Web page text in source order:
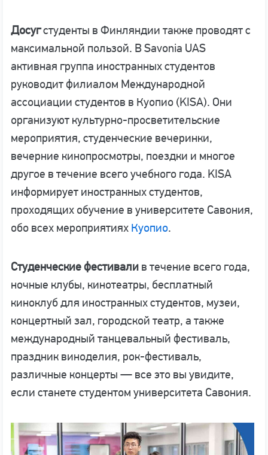
Досугстуденты в Финляндии также проводят с
максимальной пользой. В Savonia UAS
активная группа иностранных студентов
руководит филиалом Международной
ассоциации студентов в Куопио (KISA). Они
организуют культурно-просветительские
мероприятия, студенческие вечеринки,
вечерние кинопросмотры, поездки и многое
другое в течение всего учебного года. KISA
информирует иностранных студентов,
проходящих обучение в университете Савония,
обо всех мероприятиях Куопио.
Студенческие фестивали в течение всего года,
ночные клубы, кинотеатры, бесплатный
киноклуб для иностранных студентов, музеи,
концертный зал, городской театр, а также
международный танцевальный фестиваль,
праздник виноделия, рок-фестиваль,
различные концерты — все это вы увидите,
если станете студентом университета Савония.